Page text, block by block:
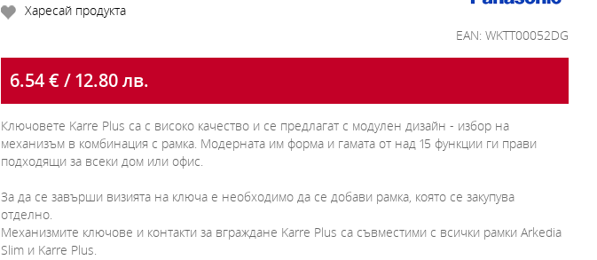
Харесай продукта
EAN: WKTT00052DG
6.54 € / 12.80 лв.
Ключовете Karre Plus са с високо качество и се предлагат с модулен дизайн - избор на
механизъм в комбинация с рамка. Модерната им форма и гамата от над 15 функции ги прави
подходящи за всеки дом или офис.
За да се завърши визията на ключа е необходимо да се добави рамка, която се закупува
отделно.
Механизмите ключове и контакти за вграждане Karre Plus са съвместими с всички рамки Arkedia
Slim и Karre Plus.